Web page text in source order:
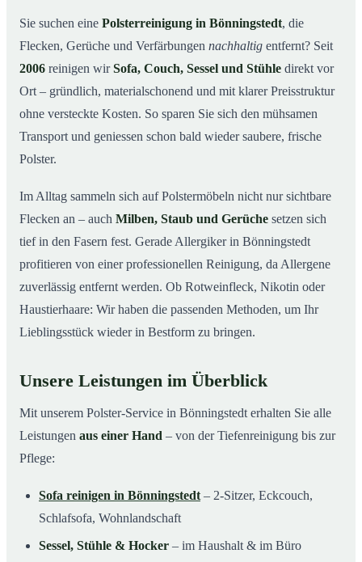
03So arbeiten wir
04Warum Mr. Cleaner in Bönningstedt?
05Polsterreinigung in Bönningstedt und Umgebung
Verwandte Leistungen (für mehr Sauberkeit im
Verbund)
09So läuft eine professionelle Polsterreinigung in
Bönningstedt ab
Sie suchen eine Polsterreinigung in Bönningstedt, die
Flecken, Gerüche und Verfärbungen nachhaltig entfernt? Seit
2006 reinigen wirSofa, Couch, Sessel und Stühle direkt vor
Ort – gründlich, materialschonend und mit klarer Preisstruktur
ohne versteckte Kosten. So sparen Sie sich den mühsamen
Transport und geniessen schon bald wieder saubere, frische
Polster.
Im Alltag sammeln sich auf Polstermöbeln nicht nur sichtbare
Flecken an – auch Milben, Staub und Gerüche setzen sich
tief in den Fasern fest. Gerade Allergiker in Bönningstedt
profitieren von einer professionellen Reinigung, da Allergene
zuverlässig entfernt werden. Ob Rotweinfleck, Nikotin oder
Haustierhaare: Wir haben die passenden Methoden, um Ihr
Lieblingsstück wieder in Bestform zu bringen.
Unsere Leistungen im Überblick
Mit unserem Polster-Service in Bönningstedt erhalten Sie alle
Leistungen aus einer Hand – von der Tiefenreinigung bis zur
Pflege:
Sofa reinigen in Bönningstedt – 2-Sitzer, Eckcouch,
Schlafsofa, Wohnlandschaft
Sessel, Stühle & Hocker – im Haushalt & im Büro